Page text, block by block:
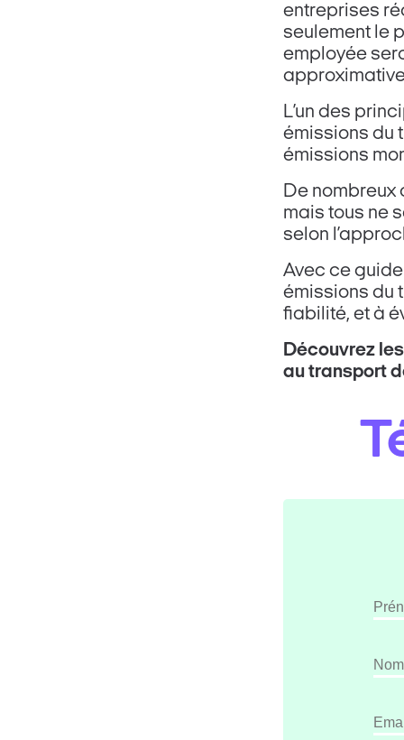
entreprises
seulement le
employée
L’un des
émissions du
émissions
De nombreux
mais tous ne
selon
Avec ce
émissions du
fiabilité, et à
Découvrez
au transport